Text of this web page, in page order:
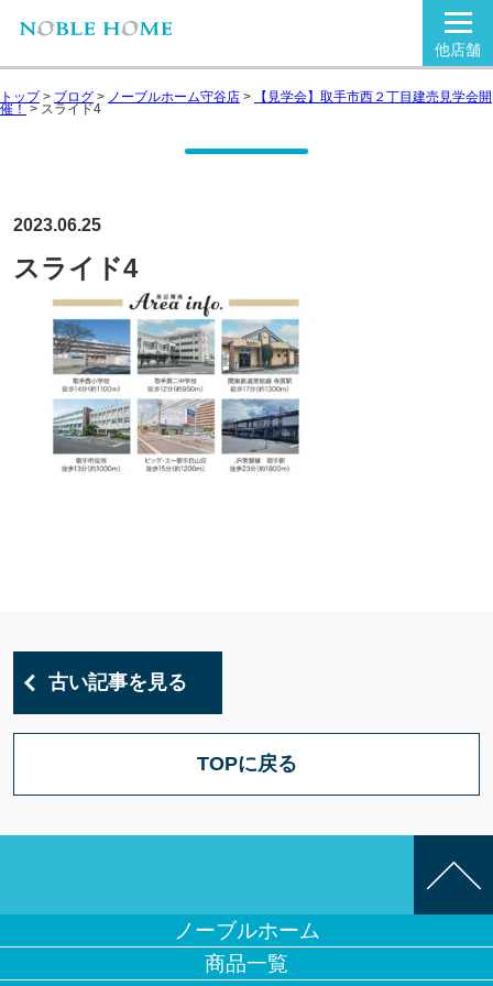
他店舗
トップ> ブログ > ノーブルホーム守谷店 > 【見学会】取手市西２丁目建売見学会開
催！ > スライド4
2023.06.25
スライド4
古い記事を見る
TOPに戻る
ノーブルホーム
商品一覧